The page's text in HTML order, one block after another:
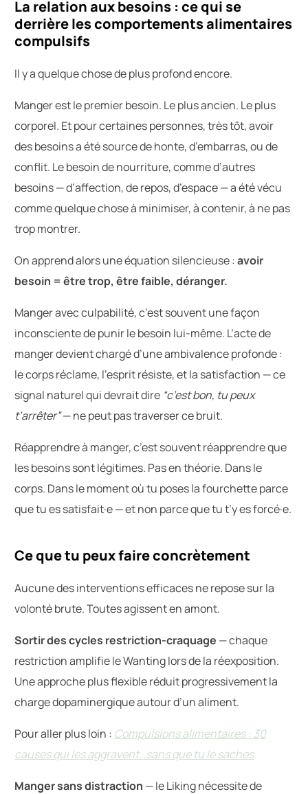
La relation aux besoins : ce qui se
derrière les comportements alimentaires
compulsifs
Il y a quelque chose de plus profond encore.
Manger est le premier besoin. Le plus ancien. Le plus
corporel. Et pour certaines personnes, très tôt, avoir
des besoins a été source de honte, d’embarras, ou de
conflit. Le besoin de nourriture, comme d’autres
besoins — d’affection, de repos, d’espace — a été vécu
comme quelque chose à minimiser, à contenir, à ne pas
trop montrer.
On apprend alors une équation silencieuse :avoir
besoin = être trop, être faible, déranger.
Manger avec culpabilité, c’est souvent une façon
inconsciente de punir le besoin lui-même. L’acte de
manger devient chargé d’une ambivalence profonde :
le corps réclame, l’esprit résiste, et la satisfaction — ce
signal naturel qui devrait dire “c’est bon, tu peux
t’arrêter”— ne peut pas traverser ce bruit.
Réapprendre à manger, c’est souvent réapprendre que
les besoins sont légitimes. Pas en théorie. Dans le
corps. Dans le moment où tu poses la fourchette parce
que tu es satisfait·e — et non parce que tu t’y es forcé·e.
Ce que tu peux faire concrètement
Aucune des interventions efficaces ne repose sur la
volonté brute. Toutes agissent en amont.
Sortir des cycles restriction-craquage — chaque
restriction amplifie le Wanting lors de la réexposition.
Une approche plus flexible réduit progressivement la
charge dopaminergique autour d’un aliment.
Pour aller plus loin : Compulsions alimentaires : 30
causes qui les aggravent…sans que tu le saches
Manger sans distraction — le Liking nécessite de